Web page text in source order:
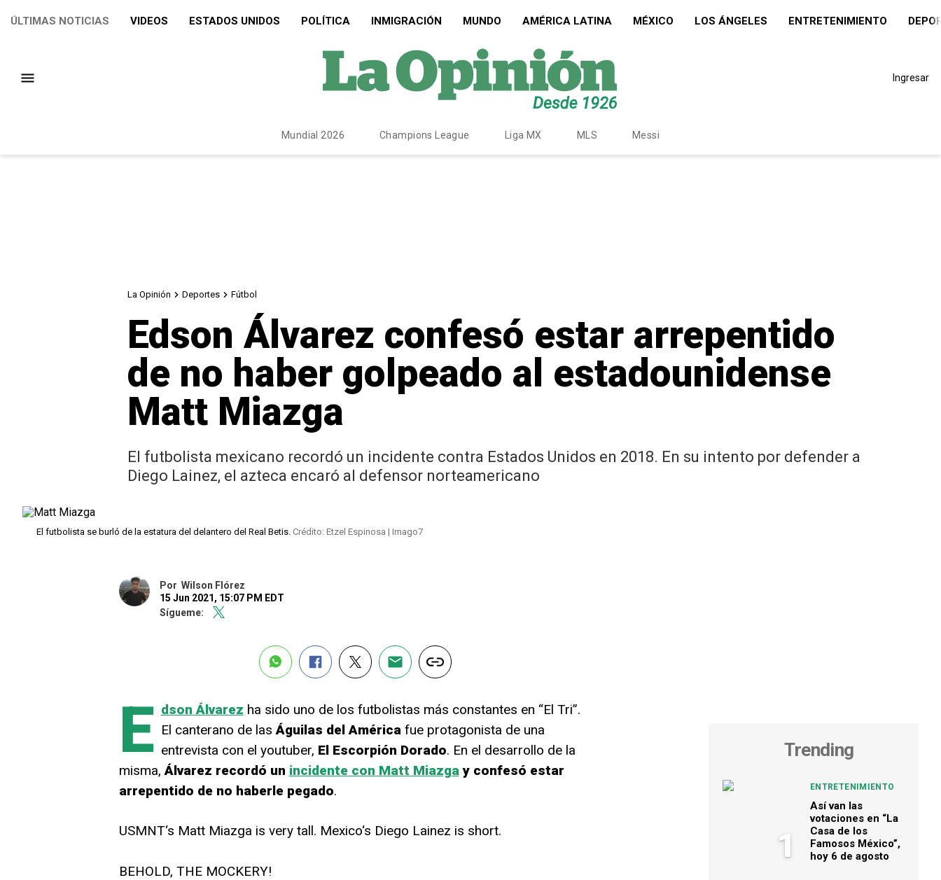
ÚLTIMAS NOTICIAS VIDEOS ESTADOS UNIDOS POLÍTICA INMIGRACIÓN MUNDO AMÉRICA LATINA MÉXICO LOS ÁNGELES ENTRETENIMIENTO
Ingresar
Mundial 2026 Champions League Liga MX MLS Messi
La Opinión Deportes Fútbol
Edson Álvarez confesó estar arrepentido
de no haber golpeado al estadounidense
Matt Miazga
El futbolista mexicano recordó un incidente contra Estados Unidos en 2018. En su intento por defender a
Diego Lainez, el azteca encaró al defensor norteamericano
El futbolista se burló de la estatura del delantero del Real Betis. Crédito: Etzel Espinosa | Imago7
Por Wilson Flórez
15 Jun 2021, 15:07 PM EDT
Sígueme:
E dson Álvarez ha sido uno de los futbolistas más constantes en “El Tri”.
El canterano de lasÁguilas del Américafue protagonista de una
entrevista con el youtuber, El Escorpión Dorado. En el desarrollo de la
misma,Álvarez recordó un incidente con Matt Miazgay confesó estar
arrepentido de no haberle pegado.
USMNT‘s Matt Miazga is very tall. Mexico‘s Diego Lainez is short.
BEHOLD, THE MOCKERY!
Trending
1
ENTRETENIMIENTO
Así van las
votaciones en “La
Casa de los
Famosos México”,
hoy 6 de agosto